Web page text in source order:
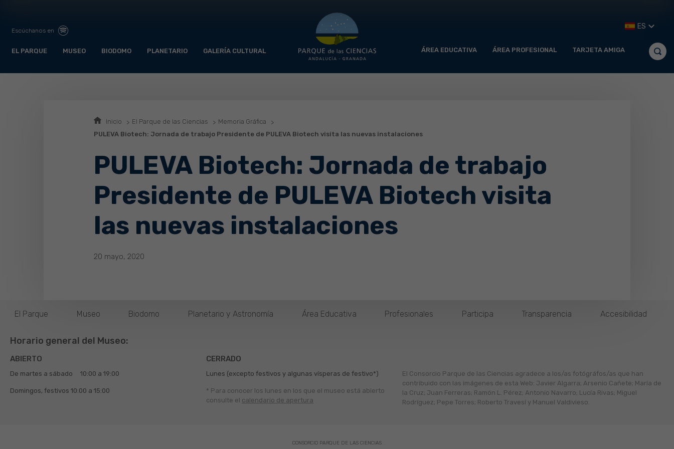
Escúchanos en
EL PARQUE MUSEO BIODOMO PLANETARIO GALERÍA CULTURAL ÁREA EDUCATIVA ÁREA PROFESIONAL TARJETA AMIGA
ES
Inicio El Parque de las Ciencias
Memoria Gráfica
PULEVA Biotech: Jornada de trabajo Presidente de PULEVA Biotech visita las nuevas instalaciones
PULEVA Biotech: Jornada de trabajo
Presidente de PULEVA Biotech visita
las nuevas instalaciones
20 mayo, 2020
El Parque Museo Biodomo Planetario y Astronomía Área Educativa Profesionales Participa Transparencia Accesibilidad
Horario general del Museo:
ABIERTO
De martes a sábado 10:00 a 19:00
Domingos, festivos 10:00 a 15:00
CERRADO
Lunes (excepto festivos y algunas vísperas de festivo*)
* Para conocer los lunes en los que el museo está abierto
consulte el calendario de apertura
El Consorcio Parque de las Ciencias agradece a los/as fotógráfos/as que han
contribuido con las imágenes de esta Web: Javier Algarra; Arsenio Cañete; María de
la Cruz; Juan Ferreras; Ramón L. Pérez; Antonio Navarro; Lucía Rivas; Miguel
Rodríguez; Pepe Torres; Roberto Travesí y Manuel Valdivieso.
CONSORCIO PARQUE DE LAS CIENCIAS